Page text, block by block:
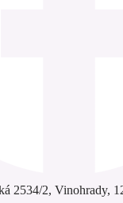
2534/2, Vinohrady,